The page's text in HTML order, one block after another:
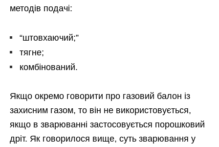
методів подачі:
“штовхаючий;”
тягне;
комбінований.
Якщо окремо говорити про газовий балон із
захисним газом, то він не використовується,
якщо в зварюванні застосовується порошковий
дріт. Як говорилося вище, суть зварювання у